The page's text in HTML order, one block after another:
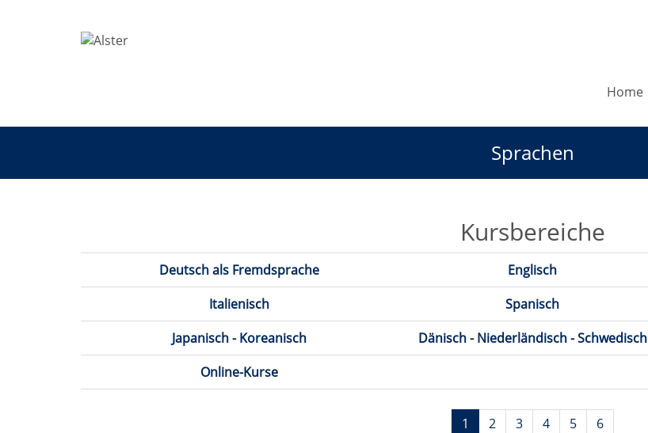
Home
Sprachen
Kursbereiche
Deutsch als Fremdsprache Englisch
Italienisch
Spanisch
Japanisch - Koreanisch
Dänisch - Niederländisch - Schwedisch
Online-Kurse
1 2 3 4 5 6